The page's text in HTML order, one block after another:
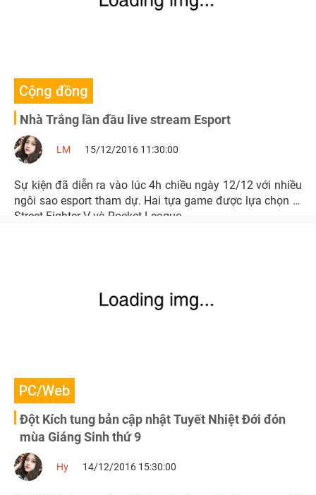
Cộng đồng
Nhà Trắng lần đầu live stream Esport
LM 15/12/2016 11:30:00
Sự kiện đã diễn ra vào lúc 4h chiều ngày 12/12 với nhiều
ngôi sao esport tham dự. Hai tựa game được lựa chọn là
Street Fighter V và Rocket League.
PC/Web
Đột Kích tung bản cập nhật Tuyết Nhiệt Đới đón
mùa Giáng Sinh thứ 9
Hy 14/12/2016 15:30:00